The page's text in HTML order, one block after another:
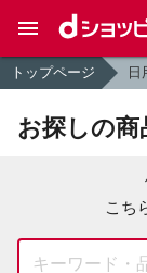
トップページ 日
お探しの商
こち